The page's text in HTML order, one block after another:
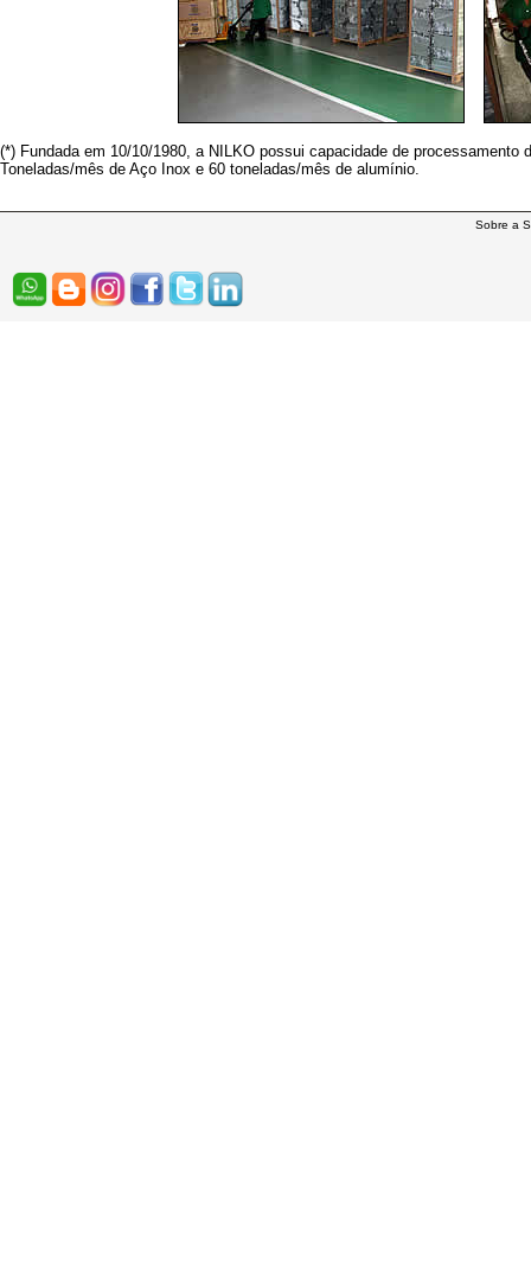
(*) Fundada em 10/10/1980, a NILKO possui capacidade de
Toneladas/mês de Aço Inox e 60 toneladas/mês de alumínio.
Sobre a